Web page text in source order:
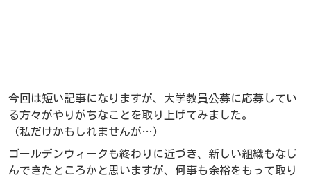
今回は短い記事になりますが、大学教員公募に応募してい
る方々がやりがちなことを取り上げてみました。
（私だけかもしれませんが…）
ゴールデンウィークも終わりに近づき、新しい組織もなじ
んできたところかと思いますが、何事も余裕をもって取り